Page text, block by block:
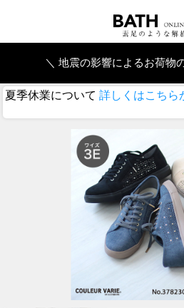
＼ 地震の影響によるお荷物
夏季休業について 詳しくはこちら